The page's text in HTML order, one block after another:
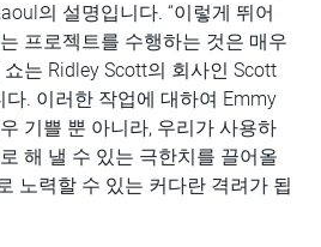
의 설명입니다. “이렇게 뛰어
프로젝트를 수행하는 것은 매우
는 Ridley Scott의 회사인 Scott
다. 이러한 작업에 대하여 Emmy
기쁠 뿐 아니라, 우리가 사용하
해 낼 수 있는 극한치를 끌어올
노력할 수 있는 커다란 격려가 됩